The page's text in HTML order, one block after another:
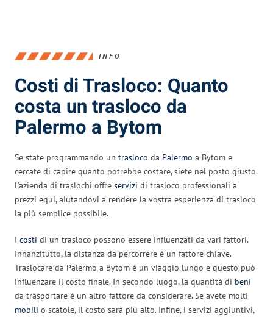
INFO
Costi di Trasloco: Quanto
costa un trasloco da
Palermo a Bytom
Se state programmando un trasloco da Palermo a Bytom e
cercate di capire quanto potrebbe costare, siete nel posto giusto.
L’azienda di traslochi offre servizi di trasloco professionali a
prezzi equi, aiutandovi a rendere la vostra esperienza di trasloco
la più semplice possibile.
I costi di un trasloco possono essere influenzati da vari fattori.
Innanzitutto, la distanza da percorrere è un fattore chiave.
Traslocare da Palermo a Bytom è un viaggio lungo e questo può
influenzare il costo finale. In secondo luogo, la quantità di beni
da trasportare è un altro fattore da considerare. Se avete molti
mobili o scatole, il costo sarà più alto. Infine, i servizi aggiuntivi,